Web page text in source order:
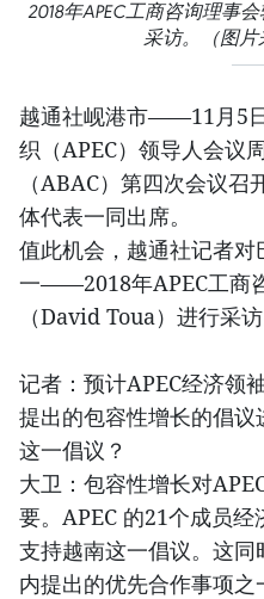
2018年APEC工商咨询理事
采访。（图片
越通社岘港市——11月5
织（APEC）领导人会议
（ABAC）第四次会议
体代表一同出席。
值此机会，越通社记者
一——2018年APEC工商
（David Toua）进行采访
记者：预计APEC经济领
提出的包容性增长的倡
这一倡议？
大卫：包容性增长对
要。APEC 的21个成员
支持越南这一倡议。这
内提出的优先合作事项